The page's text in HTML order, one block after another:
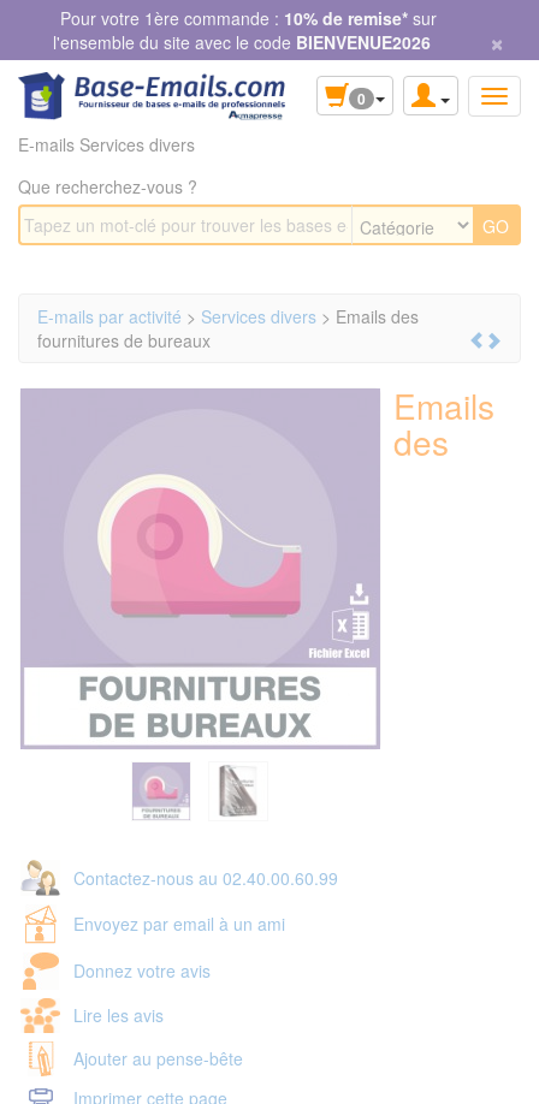
Pour votre 1ère commande : 10% de remise* sur
l'ensemble du site avec le code BIENVENUE2026 ×
0
E-mails Services divers
Que recherchez-vous ?
E-mails par activité > Services divers > Emails des
fournitures de bureaux
Contactez-nous au 02.40.00.60.99
Envoyez par email à un ami
Donnez votre avis
Lire les avis
Ajouter au pense-bête
Imprimer cette page
Emails
des
Panneau de gestion des cookies